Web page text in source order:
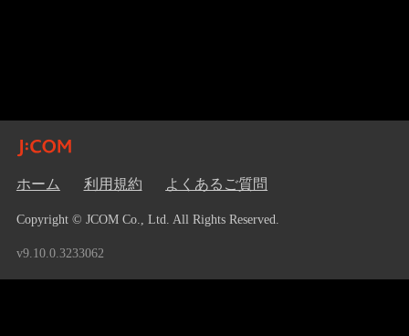
ホーム 利用規約 よくあるご質問
Copyright © JCOM Co., Ltd. All Rights Reserved.
v9.10.0.3233062